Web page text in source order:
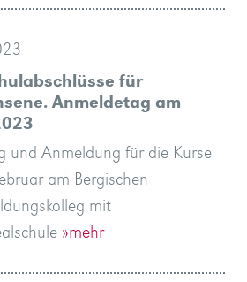
für
Anmeldetag am
und Anmeldung für die Kurse
am Bergischen
mit
»mehr